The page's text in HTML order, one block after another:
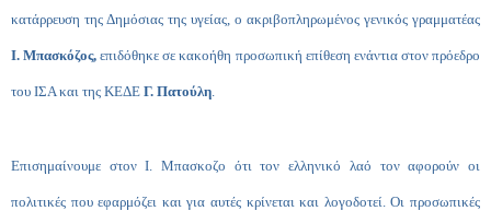
κατάρρευση της Δημόσιας της υγείας, ο ακριβοπληρωμένος γενικός γραμματέας
Ι. Μπασκόζος, επιδόθηκε σε κακοήθη προσωπική επίθεση ενάντια στον πρόεδρο
του ΙΣΑ και της ΚΕΔΕ Γ. Πατούλη.
Επισημαίνουμε στον Ι. Μπασκοζο ότι τον ελληνικό λαό τον αφορούν οι
πολιτικές που εφαρμόζει και για αυτές κρίνεται και λογοδοτεί. Οι προσωπικές